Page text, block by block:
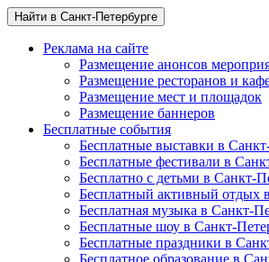
Найти в Санкт-Петербурге
Реклама на сайте
Размещение анонсов
Размещение ресторанов и
Размещение мест и площадок
Размещение баннеров
Бесплатные события
Бесплатные выставки в
Бесплатные фестивали в
Бесплатно с детьми в Санкт-
Бесплатный активный отдых
Бесплатная музыка в Санкт-
Бесплатные шоу в Санкт-
Бесплатные праздники в
Бесплатное образование в